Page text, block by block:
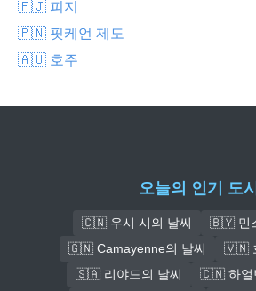
🇫🇯 피지
🇵🇳 핏케언 제도
🇦🇺 호주
오늘의 인기 도시
🇨🇳 우시 시의 날씨
🇧🇾 민
🇬🇳 Camayenne의 날씨
🇻🇳
🇸🇦 리야드의 날씨
🇨🇳 하얼